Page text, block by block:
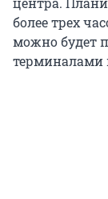
более трех
можно будет
терминалами